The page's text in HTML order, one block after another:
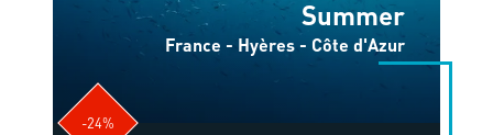
Summer
France - Hyères - Côte d'Azur
-24%